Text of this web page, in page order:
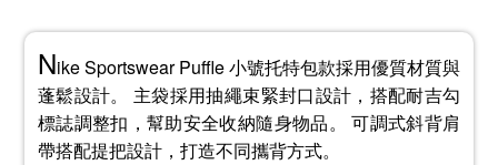
Nike Sportswear Puffle 小號托特包款採用優質材質與
蓬鬆設計。 主袋採用抽繩束緊封口設計，搭配耐吉勾
標誌調整扣，幫助安全收納隨身物品。 可調式斜背肩
帶搭配提把設計，打造不同攜背方式。